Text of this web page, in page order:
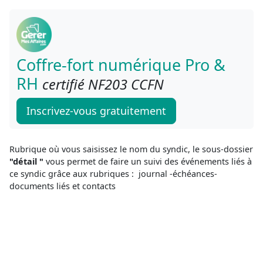
Coffre-fort numérique Pro &
RH certifié NF203 CCFN
Inscrivez-vous gratuitement
Rubrique où vous saisissez le nom du syndic, le sous-dossier
"détail " vous permet de faire un suivi des événements liés à
ce syndic grâce aux rubriques : journal -échéances-
documents liés et contacts